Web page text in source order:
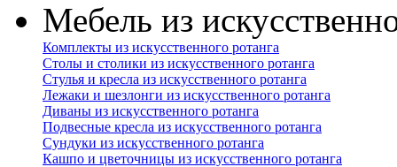
Мебель из
Комплекты из искусственного ротанга
Столы и столики из искусственного ротанга
Стулья и кресла из искусственного ротанга
Лежаки и шезлонги из искусственного ротанга
Диваны из искусственного ротанга
Подвесные кресла из искусственного ротанга
Сундуки из искусственного ротанга
Кашпо и цветочницы из искусственного ротанга